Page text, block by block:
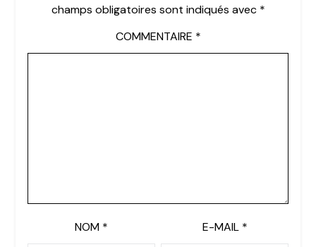
champs obligatoires sont indiqués avec *
COMMENTAIRE *
NOM * E-MAIL *